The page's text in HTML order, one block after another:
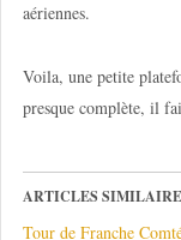
aériennes.
Voila, une petite
presque complète, il
ARTICLES
Tour de Franche